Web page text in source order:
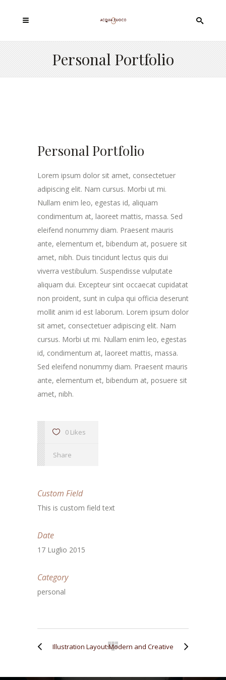
Personal Portfolio
Personal Portfolio
Lorem ipsum dolor sit amet, consectetuer
adipiscing elit. Nam cursus. Morbi ut mi.
Nullam enim leo, egestas id, aliquam
condimentum at, laoreet mattis, massa. Sed
eleifend nonummy diam. Praesent mauris
ante, elementum et, bibendum at, posuere sit
amet, nibh. Duis tincidunt lectus quis dui
viverra vestibulum. Suspendisse vulputate
aliquam dui. Excepteur sint occaecat cupidatat
non proident, sunt in culpa qui officia deserunt
mollit anim id est laborum. Lorem ipsum dolor
sit amet, consectetuer adipiscing elit. Nam
cursus. Morbi ut mi. Nullam enim leo, egestas
id, condimentum at, laoreet mattis, massa.
Sed eleifend nonummy diam. Praesent mauris
ante, elementum et, bibendum at, posuere sit
amet, nibh.
0 Likes
Share
Custom Field
This is custom field text
Date
17 Luglio 2015
Category
personal
Illustration LayoutsModern and Creative